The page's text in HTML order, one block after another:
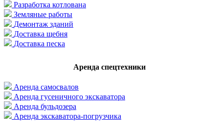
Разработка котлована
Земляные работы
Демонтаж зданий
Доставка щебня
Доставка песка
Аренда спецтехники
Аренда самосвалов
Аренда гусеничного экскаватора
Аренда бульдозера
Аренда экскаватора-погрузчика